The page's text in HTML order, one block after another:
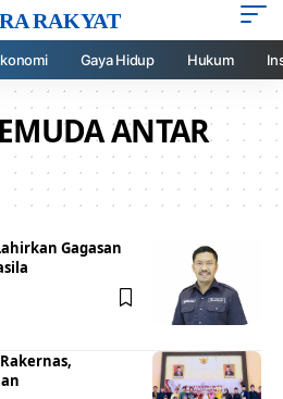
RAKYAT
Gaya Hidup Hukum
ANTAR
Gagasan